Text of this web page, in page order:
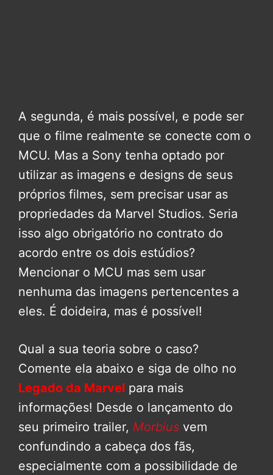
A segunda, é mais possível, e pode ser
que o filme realmente se conecte com o
MCU. Mas a Sony tenha optado por
utilizar as imagens e designs de seus
próprios filmes, sem precisar usar as
propriedades da Marvel Studios. Seria
isso algo obrigatório no contrato do
acordo entre os dois estúdios?
Mencionar o MCU mas sem usar
nenhuma das imagens pertencentes a
eles. É doideira, mas é possível!
Qual a sua teoria sobre o caso?
Comente ela abaixo e siga de olho no
Legado da Marvel para mais
informações! Desde o lançamento do
seu primeiro trailer, Morbius vem
confundindo a cabeça dos fãs,
especialmente com a possibilidade de